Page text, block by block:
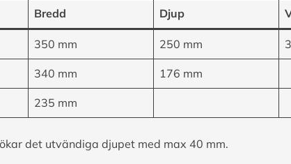
Bredd Djup
350 mm 250 mm
340 mm 176 mm
235 mm
det utvändiga djupet med max 40 mm.